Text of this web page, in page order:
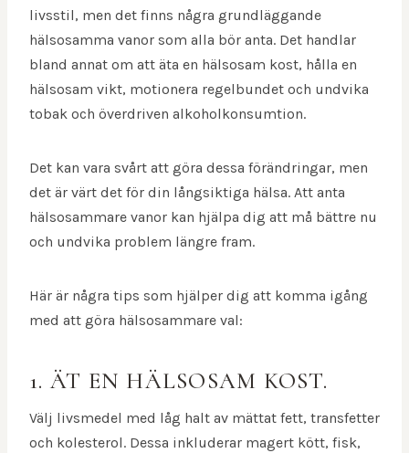
livsstil, men det finns några grundläggande
hälsosamma vanor som alla bör anta. Det handlar
bland annat om att äta en hälsosam kost, hålla en
hälsosam vikt, motionera regelbundet och undvika
tobak och överdriven alkoholkonsumtion.
Det kan vara svårt att göra dessa förändringar, men
det är värt det för din långsiktiga hälsa. Att anta
hälsosammare vanor kan hjälpa dig att må bättre nu
och undvika problem längre fram.
Här är några tips som hjälper dig att komma igång
med att göra hälsosammare val:
1. ÄT EN HÄLSOSAM KOST.
Välj livsmedel med låg halt av mättat fett, transfetter
och kolesterol. Dessa inkluderar magert kött, fisk,